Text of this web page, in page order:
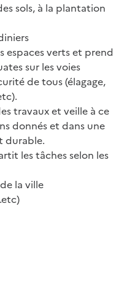
sols, à la plantation
espaces verts et prend
sur les voies
de tous (élagage,
travaux et veille à ce
donnés et dans une
durable.
les tâches selon les
la ville